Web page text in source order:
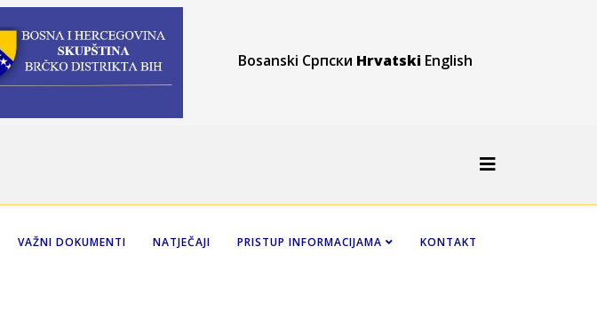
Bosanski Српски Hrvatski English
VAŽNI DOKUMENTI NATJEČAJI PRISTUP INFORMACIJAMA KONTAKT